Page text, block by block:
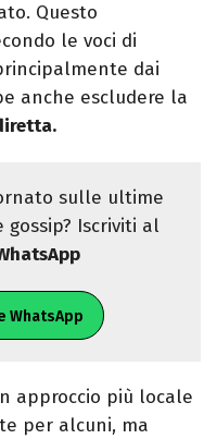
Questo
le voci di
dai
anche escludere la
sulle ultime
gossip? Iscriviti al
WhatsApp
approccio più locale
per alcuni, ma